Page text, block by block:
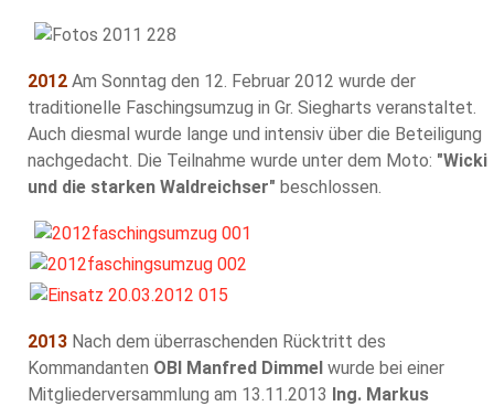
2012 Am Sonntag den 12. Februar 2012 wurde der
traditionelle Faschingsumzug in Gr. Siegharts veranstaltet.
Auch diesmal wurde lange und intensiv über die Beteiligung
nachgedacht. Die Teilnahme wurde unter dem Moto: "Wicki
und die starken Waldreichser" beschlossen.
2013 Nach dem überraschenden Rücktritt des
Kommandanten OBI Manfred Dimmel wurde bei einer
Mitgliederversammlung am 13.11.2013 Ing. Markus